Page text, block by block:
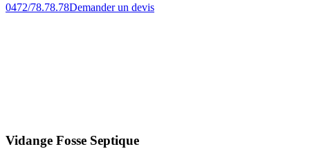
0472/78.78.78Demander un devis
Vidange Fosse Septique